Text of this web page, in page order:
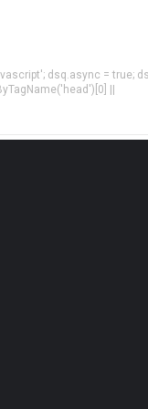
dsq.async = true;
||